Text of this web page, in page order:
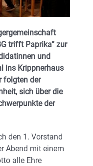
trifft Paprika“ zur
und
ins Krippnerhaus
folgten der
sich über die
der
den 1. Vorstand
Abend mit einem
alle Ehre